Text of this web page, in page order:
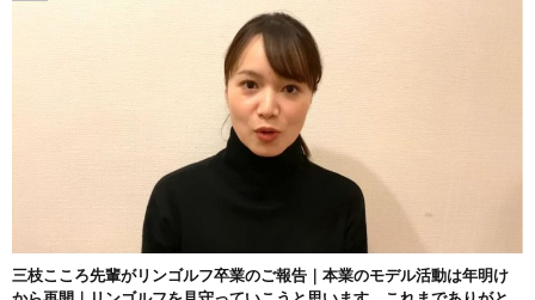
三枝こころ先輩がリンゴルフ卒業のご報告｜本業のモデル活動は年明け